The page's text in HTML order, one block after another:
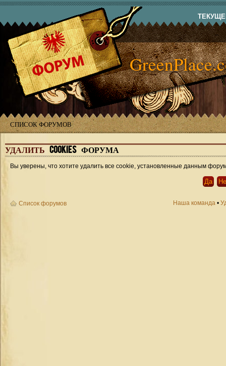
СПИСОК ФОРУМОВ
УДАЛИТЬ COOKIES ФОРУМА
Вы уверены, что хотите удалить все cookie, установленные данным
Список форумов Наша команда •